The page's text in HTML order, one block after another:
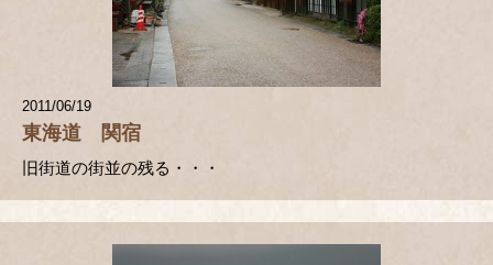
2011/06/19
東海道 関宿
旧街道の街並の残る・・・